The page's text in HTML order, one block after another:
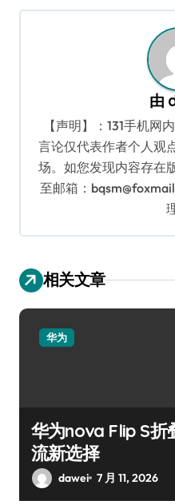
航
由
【声明】：131手机网
言论仅代表作者个人观
场。如您发现内容存在
至邮箱：
相关文章
华为
华为nova Flip S折
流新选择
dawei 7 月 11, 2026